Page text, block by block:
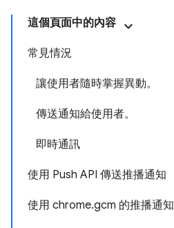
這個頁面中的內容
常見情況
讓使用者隨時掌握異動。
傳送通知給使用者。
即時通訊
使用 Push API 傳送推播通知
使用 chrome.gcm 的推播通知